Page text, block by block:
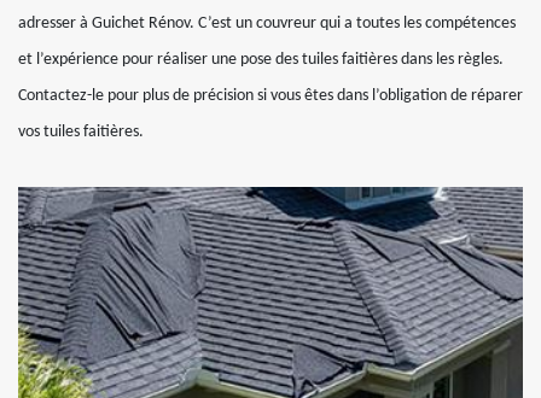
adresser à Guichet Rénov. C’est un couvreur qui a toutes les compétences
et l’expérience pour réaliser une pose des tuiles faitières dans les règles.
Contactez-le pour plus de précision si vous êtes dans l’obligation de réparer
vos tuiles faitières.